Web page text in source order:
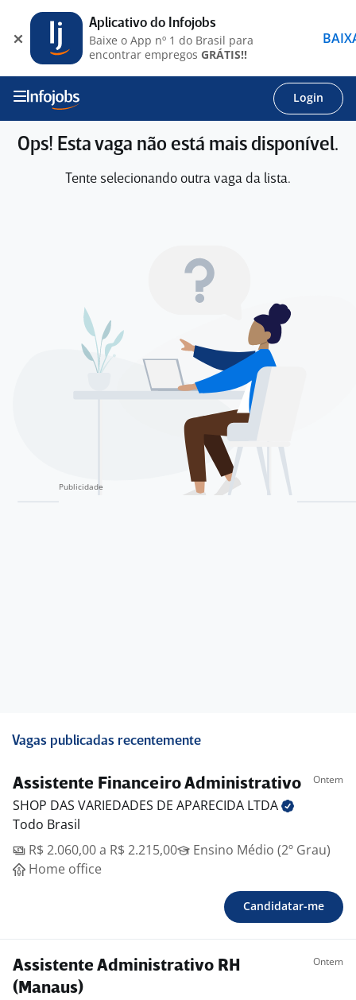
Login
Ops! Esta vaga não está mais disponível.
Tente selecionando outra vaga da lista.
Vagas publicadas recentemente
Assistente Financeiro Administrativo Ontem
SHOP DAS VARIEDADES DE APARECIDA LTDA
Todo Brasil
R$ 2.060,00 a R$ 2.215,00
Ensino Médio (2º Grau)
Home office
Candidatar-me
Assistente Administrativo RH
(Manaus)
Ontem
Aplicativo do Infojobs
Baixe o App nº 1 do Brasil para
encontrar empregos GRÁTIS!!